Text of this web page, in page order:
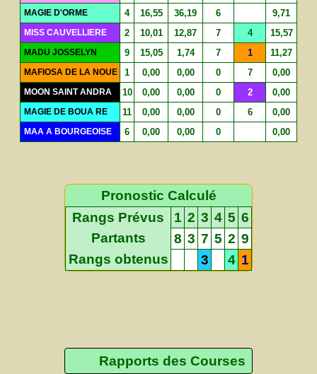
MAGIE D'ORME 4 16,55 36,19 6 9,71
MISS CAUVELLIERE 2 10,01 12,87 7 4 15,57
MADU JOSSELYN 9 15,05 1,74 7 1 11,27
MAFIOSA DE LA NOUE 1 0,00 0,00 0 7 0,00
MOON SAINT ANDRA 10 0,00 0,00 0 2 0,00
MAGIE DE BOUA RE 11 0,00 0,00 0 6 0,00
MAA A BOURGEOISE 6 0,00 0,00 0 0,00
Pronostic Calculé
Rangs Prévus
1 2 3 4 5 6
Partants
8 3 7 5 2 9
Rangs obtenus
3 4 1
Rapports des Courses